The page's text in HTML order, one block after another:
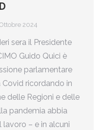
2024
sera il Presidente
Guido Quici è
parlamentare
Covid ricordando in
delle Regioni e delle
pandemia abbia
– e in alcuni